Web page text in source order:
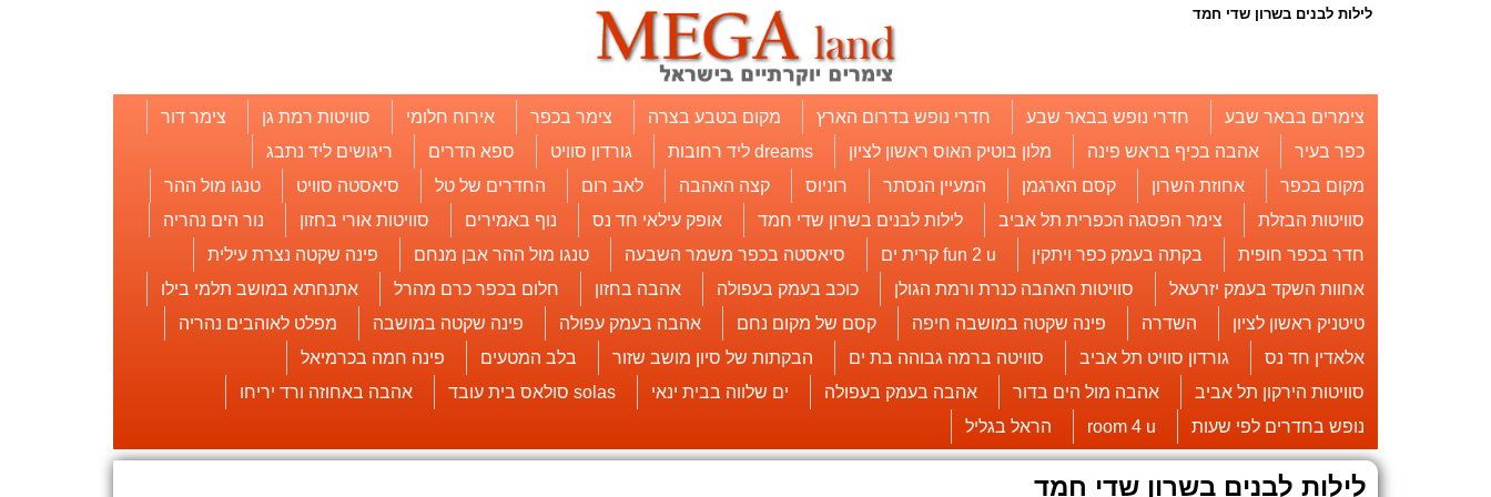
לילות לבנים בשרון שדי חמד
צימרים בבאר שבע חדרי נופש בבאר שבע חדרי נופש בדרום הארץ מקום בטבע בצרה צימר בכפר אירוח חלומי סוויטות רמת גן
צימר דור
כפר בעיר
אהבה בכיף בראש פינה מלון בוטיק האוס ראשון לציון dreams ליד רחובות גורדון סוויט ספא הדרים
ריגושים ליד נתבג
מקום בכפר
אחוזת השרון קסם הארגמן המעיין הנסתר רוניוס קצה האהבה לאב רום החדרים של טל סיאסטה סוויט
טנגו מול ההר
סוויטות הבזלת
צימר הפסגה הכפרית תל אביב לילות לבנים בשרון שדי חמד אופק עילאי חד נס נוף באמירים סוויטות אורי בחזון
נור הים נהריה
חדר בכפר חופית
בקתה בעמק כפר ויתקין fun 2 u קרית ים סיאסטה בכפר משמר השבעה טנגו מול ההר אבן מנחם
פינה שקטה נצרת עילית
אחוות השקד בעמק יזרעאל
סוויטות האהבה כנרת ורמת הגולן כוכב בעמק בעפולה אהבה בחזון חלום בכפר כרם מהרל
אתנחתא במושב תלמי בילו
טיטניק ראשון לציון
השדרה פינה שקטה במושבה חיפה קסם של מקום נחם אהבה בעמק עפולה פינה שקטה במושבה
מפלט לאוהבים נהריה
אלאדין חד נס
גורדון סוויט תל אביב סוויטה ברמה גבוהה בת ים הבקתות של סיון מושב שזור בלב המטעים
פינה חמה בכרמיאל
סוויטות הירקון תל אביב
אהבה מול הים בדור אהבה בעמק בעפולה ים שלווה בבית ינאי solas סולאס בית עובד
אהבה באחוזה ורד יריחו
נופש בחדרים לפי שעות
room 4 u הראל בגליל
לילות לבנים בשרון שדי חמד